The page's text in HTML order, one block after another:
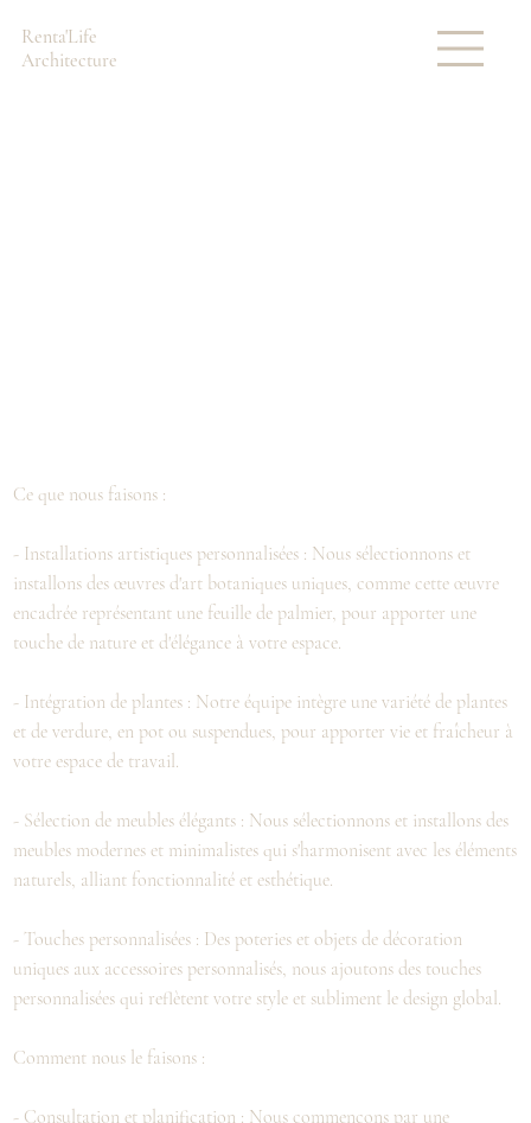
Renta'Life
Architecture
Ce que nous faisons :
- Installations artistiques personnalisées : Nous sélectionnons et
installons des œuvres d'art botaniques uniques, comme cette œuvre
encadrée représentant une feuille de palmier, pour apporter une
touche de nature et d'élégance à votre espace.
- Intégration de plantes : Notre équipe intègre une variété de plantes
et de verdure, en pot ou suspendues, pour apporter vie et fraîcheur à
votre espace de travail.
- Sélection de meubles élégants : Nous sélectionnons et installons des
meubles modernes et minimalistes qui s'harmonisent avec les éléments
naturels, alliant fonctionnalité et esthétique.
- Touches personnalisées : Des poteries et objets de décoration
uniques aux accessoires personnalisés, nous ajoutons des touches
personnalisées qui reflètent votre style et subliment le design global.
Comment nous le faisons :
- Consultation et planification : Nous commençons par une